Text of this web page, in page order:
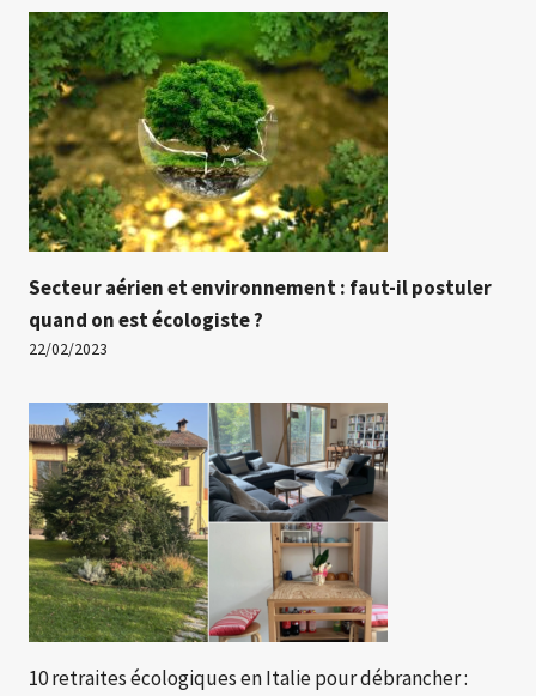
Secteur aérien et environnement : faut-il postuler
quand on est écologiste ?
22/02/2023
10 retraites écologiques en Italie pour débrancher :